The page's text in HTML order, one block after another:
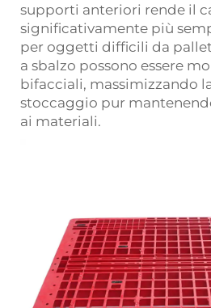
supporti anteriori rende il
significativamente più
per oggetti difficili da
a sbalzo possono essere
bifacciali, massimizzando
stoccaggio pur
ai materiali.